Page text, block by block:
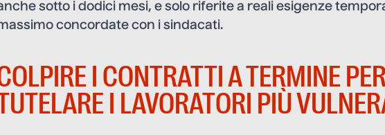
sotto i dodici mesi, e solo riferite a reali esigenze
concordate con i sindacati.
I CONTRATTI A TERMINE
I LAVORATORI PIÙ